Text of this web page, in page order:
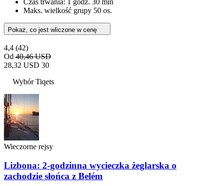
Maks. wielkość grupy 50 os.
Pokaż, co jest wliczone w cenę
4,4 (42)
Od 40,46 USD
28,32 USD 30
Wybór Tiqets
Wieczorne rejsy
Lizbona: 2-godzinna wycieczka żeglarska o
zachodzie słońca z Belém